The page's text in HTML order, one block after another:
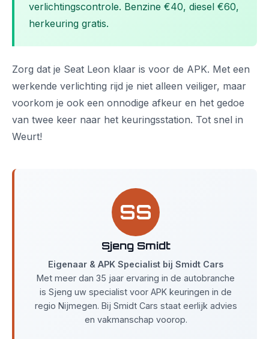
verlichtingscontrole. Benzine €40, diesel €60,
herkeuring gratis.
Zorg dat je Seat Leon klaar is voor de APK. Met een
werkende verlichting rijd je niet alleen veiliger, maar
voorkom je ook een onnodige afkeur en het gedoe
van twee keer naar het keuringsstation. Tot snel in
Weurt!
SS
Sjeng Smidt
Eigenaar & APK Specialist bij Smidt Cars
Met meer dan 35 jaar ervaring in de autobranche
is Sjeng uw specialist voor APK keuringen in de
regio Nijmegen. Bij Smidt Cars staat eerlijk advies
en vakmanschap voorop.